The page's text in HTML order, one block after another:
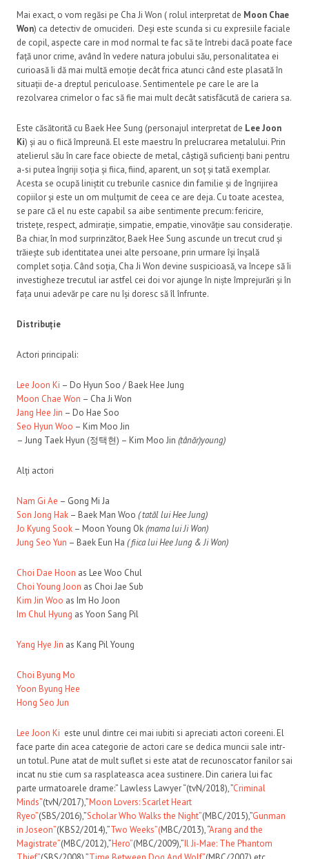
Mai exact, o vom regăsi pe Cha Ji Won ( rolul interpretat de Moon Chae
Won) ca detectiv de omucideri. Deși este scunda si cu expresiile faciale
de copil, aspecte care in mod normal te fac să te întrebi dacă poate face
față unor crime, având în vedere natura jobului său, personalitatea ei
curioasă îi dă mai multă emoție decât frica atunci când este plasată în
situații de-a dreptul periculoase. Sentimentele pe care le are la
rezolvarea crimelor o fac să fie mai mult decât satisfăcută de cariera sa.
Este căsătorită cu Baek Hee Sung (personajul interpretat de Lee Joon
Ki) și au o fiică împreună. El este maestru în prelucrarea metalului. Prin
atelierul său în care face obiecte de metal, câștigă suficienți bani pentru
a-si putea îngriji soția și fiica, fiind, aparent, un soț și tată exemplar.
Acesta se ocupă liniștit cu treburile casnice din familie și de îngrijirea
copiilor și este un om mulțumit de ceea ce are deja. Cu toate acestea,
se pare că el nu este capabil sa aibe sentimente precum: fericire,
tristețe, respect, admirație, simpatie, empatie, vinovăție sau considerație.
Ba chiar, în mod surprinzător, Baek Hee Sung ascunde un trecut crud și
trăiește sub identitatea unei alte persoane, prin urmare își înșală
complet soția. Când soția, Cha Ji Won devine suspicioasă, va începe să îi
investigheze trecutul iar astfel cei doi vor ajunge în niște împrejurări și în
fața unui adevăr pe care nu își doresc să îl înfrunte.
Distribuție
Actori principali:
Lee Joon Ki – Do Hyun Soo / Baek Hee Jung
Moon Chae Won – Cha Ji Won
Jang Hee Jin – Do Hae Soo
Seo Hyun Woo – Kim Moo Jin
– Jung Taek Hyun (정택현) – Kim Moo Jin (tânăr)young)
Alți actori
Nam Gi Ae – Gong Mi Ja
Son Jong Hak – Baek Man Woo ( tatăl lui Hee Jung)
Jo Kyung Sook – Moon Young Ok(mama lui Ji Won)
Jung Seo Yun – Baek Eun Ha ( fiica lui Hee Jung & Ji Won)
Choi Dae Hoon as Lee Woo Chul
Choi Young Joon as Choi Jae Sub
Kim Jin Woo as Im Ho Joon
Im Chul Hyung as Yoon Sang Pil
Yang Hye Jin as Kang Pil Young
Choi Byung Mo
Yoon Byung Hee
Hong Seo Jun
Lee Joon Ki este unul dintre cei mai iubiti si apreciati actori coreeni. El
face parte din acea categorie de actori care se dedica muncii sale intr-
un totul. Pune atat de mult suflet si este atat de recunoscator fanilor sai
incat nu stie cum sa rasplateasca acea sustinere. Din cariera lui fac
parte urmatoarele drame:” Lawless Lawyer “(tvN/2018), ”Criminal
Minds”(tvN/2017),”Moon Lovers: Scarlet Heart
Ryeo”(SBS/2016),”Scholar Who Walks the Night”(MBC/2015),”Gunman
in Joseon”(KBS2/2014),”Two Weeks”(MBC/2013), “Arang and the
Magistrate”(MBC/2012),”Hero”(MBC/2009),”Il Ji-Mae: The Phantom